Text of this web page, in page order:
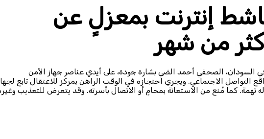
إنترنت بمعزلٍ عن
من شهر
بأم درمان في السودان، الصحفي أحمد الضي بشارة جودة، على أيدي عناصر جهاز الأمن
التواصل الاجتماعي. ويجري احتجازه في الوقت الراهن بمركز للاعتقال تابع
كما مُنع من الاستعانة بمحامٍ أو الاتصال بأسرته. وقد يتعرض للتعذيب